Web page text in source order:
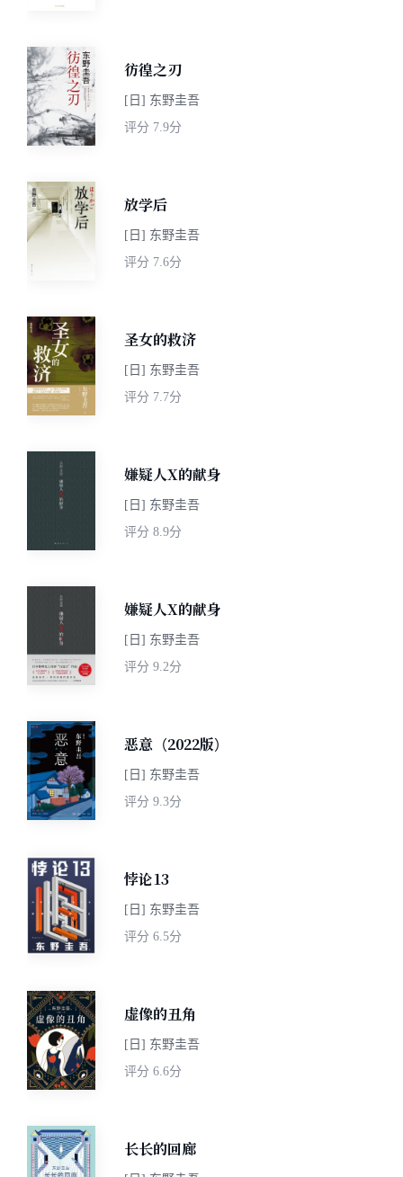
彷徨之刃
[日] 东野圭吾
评分 7.9分
放学后
[日] 东野圭吾
评分 7.6分
圣女的救济
[日] 东野圭吾
评分 7.7分
嫌疑人X的献身
[日] 东野圭吾
评分 8.9分
嫌疑人X的献身
[日] 东野圭吾
评分 9.2分
恶意（2022版）
[日] 东野圭吾
评分 9.3分
悖论13
[日] 东野圭吾
评分 6.5分
虚像的丑角
[日] 东野圭吾
评分 6.6分
长长的回廊